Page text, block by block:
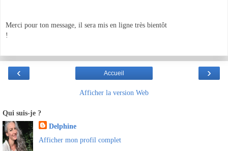
Merci pour ton message, il sera mis en ligne très bientôt
!
‹ ›
Accueil
Afficher la version Web
Qui suis-je ?
Delphine
Afficher mon profil complet